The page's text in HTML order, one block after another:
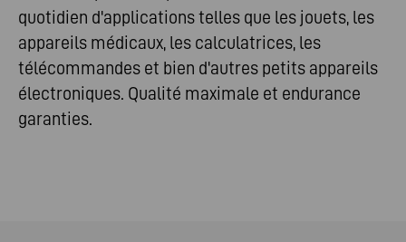
quotidien d'applications telles que les jouets, les
appareils médicaux, les calculatrices, les
télécommandes et bien d'autres petits appareils
électroniques. Qualité maximale et endurance
garanties.